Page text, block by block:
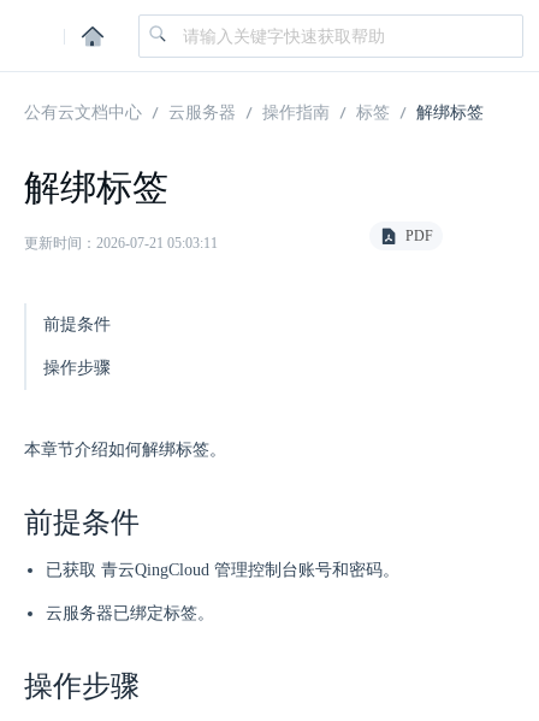
|
公有云文档中心 云服务器 操作指南 标签 解绑标签
解绑标签
更新时间：2026-07-21 05:03:11 PDF
前提条件
操作步骤
本章节介绍如何解绑标签。
前提条件
已获取 青云QingCloud 管理控制台账号和密码。
云服务器已绑定标签。
操作步骤